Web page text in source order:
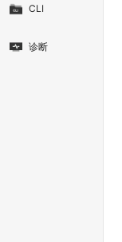
CLI
诊断